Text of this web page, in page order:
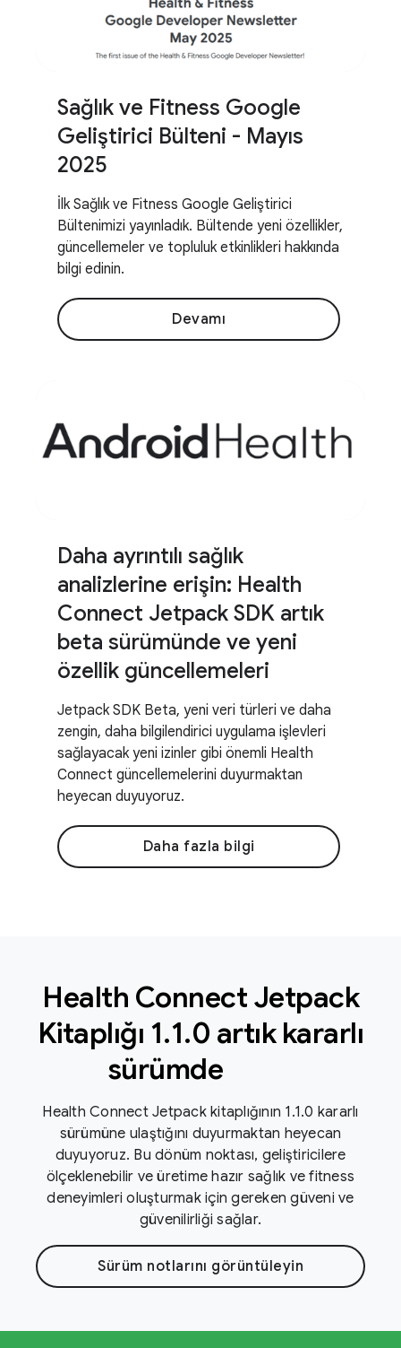
Sağlık ve Fitness Google
Geliştirici Bülteni - Mayıs
2025
İlk Sağlık ve Fitness Google Geliştirici
Bültenimizi yayınladık. Bültende yeni özellikler,
güncellemeler ve topluluk etkinlikleri hakkında
bilgi edinin.
Devamı
Daha ayrıntılı sağlık
analizlerine erişin: Health
Connect Jetpack SDK artık
beta sürümünde ve yeni
özellik güncellemeleri
Jetpack SDK Beta, yeni veri türleri ve daha
zengin, daha bilgilendirici uygulama işlevleri
sağlayacak yeni izinler gibi önemli Health
Connect güncellemelerini duyurmaktan
heyecan duyuyoruz.
Daha fazla bilgi
Health Connect Jetpack
Kitaplığı 1.1.0 artık kararlı
sürümde
Health Connect Jetpack kitaplığının 1.1.0 kararlı
sürümüne ulaştığını duyurmaktan heyecan
duyuyoruz. Bu dönüm noktası, geliştiricilere
ölçeklenebilir ve üretime hazır sağlık ve fitness
deneyimleri oluşturmak için gereken güveni ve
güvenilirliği sağlar.
Sürüm notlarını görüntüleyin